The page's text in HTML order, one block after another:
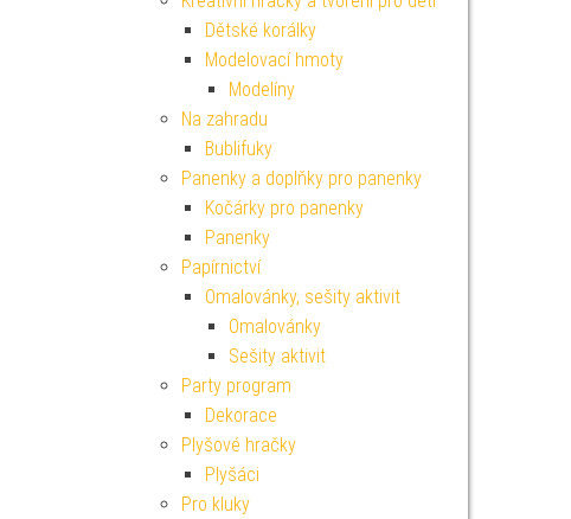
Dětské korálky
Modelovací hmoty
Modelíny
Na zahradu
Bublifuky
Panenky a doplňky pro panenky
Kočárky pro panenky
Panenky
Papírnictví
Omalovánky, sešity aktivit
Omalovánky
Sešity aktivit
Party program
Dekorace
Plyšové hračky
Plyšáci
Pro kluky